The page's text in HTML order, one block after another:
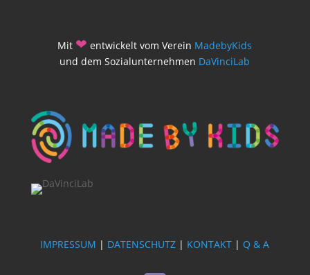
Mit ❤ entwickelt vom Verein MadebyKids
und dem Sozialunternehmen DaVinciLab
IMPRESSUM | DATENSCHUTZ | KONTAKT | Q & A